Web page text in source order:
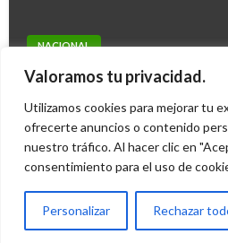
Valoramos tu privacidad.
Utilizamos cookies para mejorar tu
ofrecerte anuncios o contenido
nuestro tráfico. Al hacer clic en
consentimiento para el uso de
Personalizar Rechazar
NACIONAL
Camioneros levantaron
German Hernandez lunes agosto 4,
© Radio Santa Fe